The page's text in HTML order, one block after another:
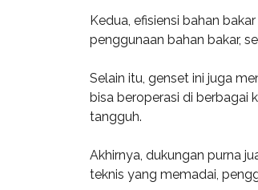
Kedua, efisiensi bahan
penggunaan bahan bakar,
Selain itu, genset ini juga
bisa beroperasi di berbagai
tangguh.
Akhirnya, dukungan purna
teknis yang memadai,